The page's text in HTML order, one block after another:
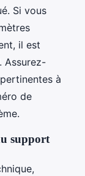
Si vous
il est
. Assurez-
à
de
support